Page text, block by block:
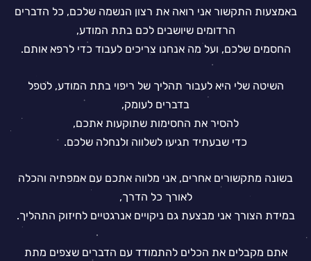
באמצעות התקשור אני רואה את רצון הנשמה שלכם, כל הדברים
הרדומים שיושבים לכם בתת המודע,
החסמים שלכם, ועל מה אנחנו צריכים לעבוד כדי לרפא אותם.
השיטה שלי היא לעבור תהליך של ריפוי בתת המודע, לטפל
בדברים לעומק,
להסיר את החסימות שתוקעות אתכם,
כדי שבעתיד תגיעו לשלווה ולנחלה שלכם.
בשונה מתקשורים אחרים, אני מלווה אתכם עם אמפתיה והכלה
לאורך כל הדרך,
במידת הצורך אני מבצעת גם ניקויים אנרגטיים לחיזוק התהליך.
אתם מקבלים את הכלים להתמודד עם הדברים שצפים מתת